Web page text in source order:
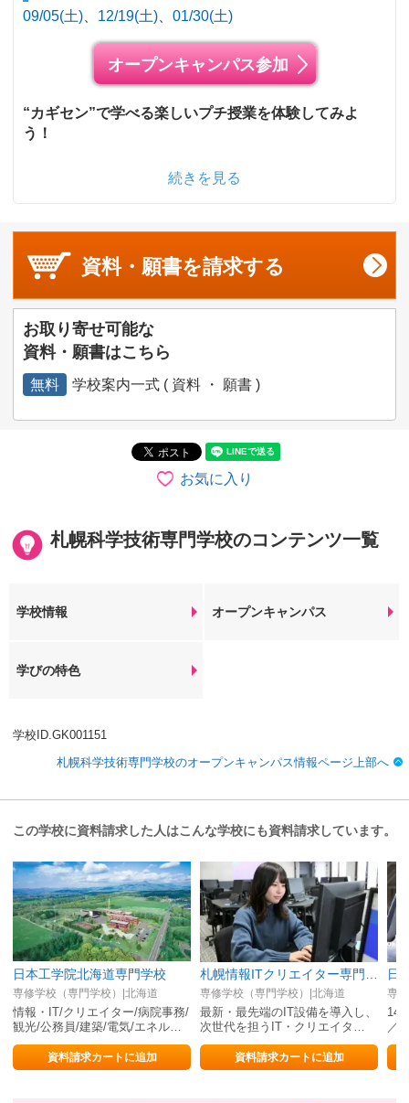
09/05(土) 12/19(土) 01/30(土)
オープンキャンパス参加
“カギセン”で学べる楽しいプチ授業を体験してみよ
う！
続きを見る
資料・願書を請求する
お取り寄せ可能な
資料・願書はこちら
無料 学校案内一式 ( 資料 ・ 願書 )
お気に入り
札幌科学技術専門学校のコンテンツ一覧
学校情報 オープンキャンパス
学びの特色
学校ID.GK001151
札幌科学技術専門学校のオープンキャンパス情報ページ上部へ
この学校に資料請求した人はこんな学校にも資料請求しています。
日本工学院北海道専門学校
専修学校（専門学校）|北海道
情報・IT/クリエイター/病院事務/
観光/公務員/建築/電気/エネル…
資料請求カートに追加
専修学校（専門学校）|北海道
最新・最先端のIT設備を導入し、
次世代を担うIT・クリエイタ…
資料請求カートに追加
専
14
／